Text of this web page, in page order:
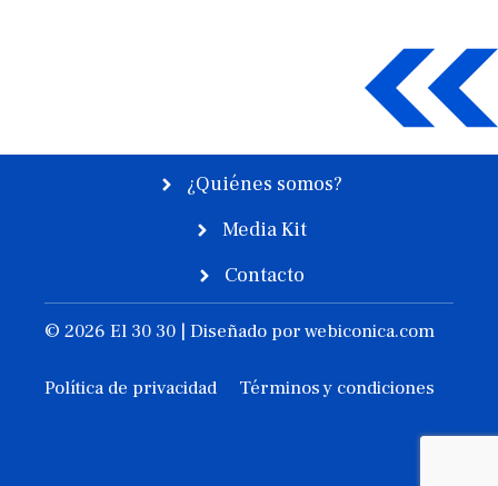
¿Quiénes somos?
Media Kit
Contacto
© 2026 El 30 30 | Diseñado porwebiconica.com
Política de privacidad Términos y condiciones